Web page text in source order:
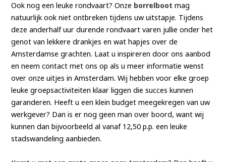
Ook nog een leuke rondvaart? Onze borrelboot mag
natuurlijk ook niet ontbreken tijdens uw uitstapje. Tijdens
deze anderhalf uur durende rondvaart varen jullie onder het
genot van lekkere drankjes en wat hapjes over de
Amsterdamse grachten. Laat u inspireren door ons aanbod
en neem contact met ons op als u meer informatie wenst
over onze uitjes in Amsterdam. Wij hebben voor elke groep
leuke groepsactiviteiten klaar liggen die succes kunnen
garanderen. Heeft u een klein budget meegekregen van uw
werkgever? Dan is er nog geen man over boord, want wij
kunnen dan bijvoorbeeld al vanaf 12,50 p.p. een leuke
stadswandeling aanbieden.